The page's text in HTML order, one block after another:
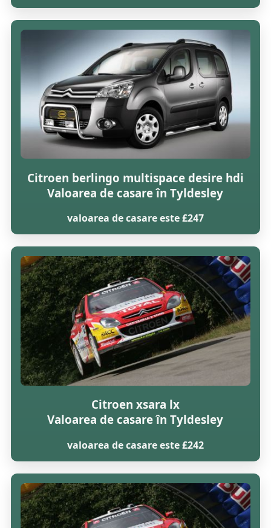
Citroen berlingo multispace desire hdi
Valoarea de casare în Tyldesley
valoarea de casare este £247
Citroen xsara lx
Valoarea de casare în Tyldesley
valoarea de casare este £242